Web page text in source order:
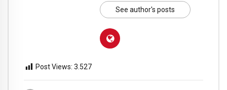
See author's posts
Post Views: 3.527